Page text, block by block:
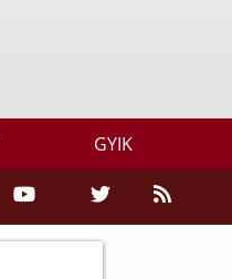
GYIK